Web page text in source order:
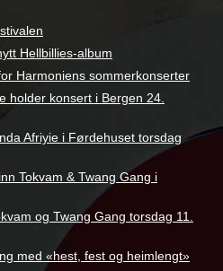
Hellbillies-album
Harmoniens sommerkonserter
holder konsert i Bergen 24.
Afriyie i Førdehuset torsdag
Tokvam & Twang Gang i
og Twang Gang torsdag 11.
med «hest, fest og heimlengt»